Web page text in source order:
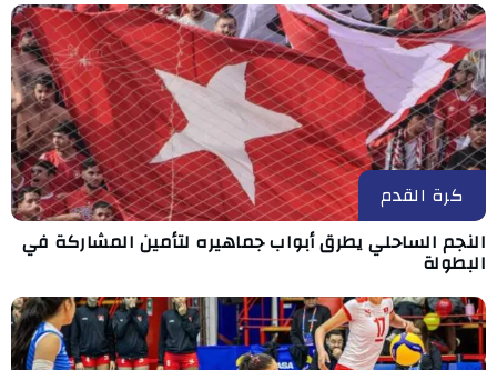
كرة القدم
النجم الساحلي يطرق أبواب جماهيره لتأمين المشاركة في
البطولة